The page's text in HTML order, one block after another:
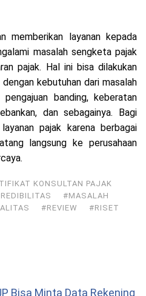
memberikan layanan kepada
masalah sengketa pajak
pajak. Hal ini bisa dilakukan
kebutuhan dari masalah
banding, keberatan
dan sebagainya. Bagi
pajak karena berbagai
langsung ke perusahaan
KONSULTAN PAJAK
#MASALAH
#REVIEW
#RISET
Bisa Minta Data Rekening